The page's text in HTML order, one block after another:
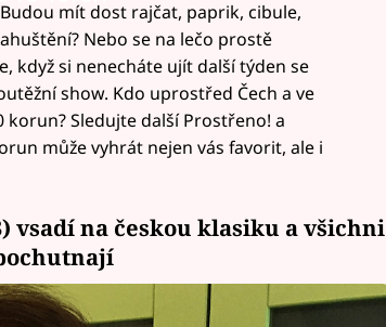
mít dost rajčat, paprik, cibule,
Nebo se na lečo prostě
když si nenecháte ujít další týden se
show. Kdo uprostřed Čech a ve
korun? Sledujte další Prostřeno! a
může vyhrát nejen vás favorit, ale i
vsadí na českou klasiku a všichni